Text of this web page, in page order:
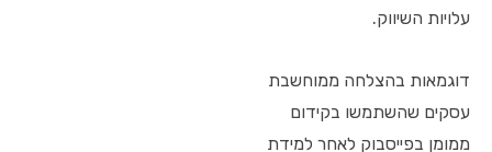
עלויות השיווק.
דוגמאות בהצלחה ממוחשבת
עסקים שהשתמשו בקידום
ממומן בפייסבוק לאחר למידת